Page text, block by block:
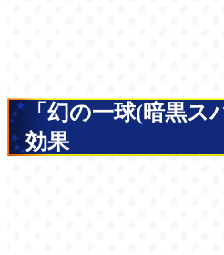
「幻の一球(暗黒
効果